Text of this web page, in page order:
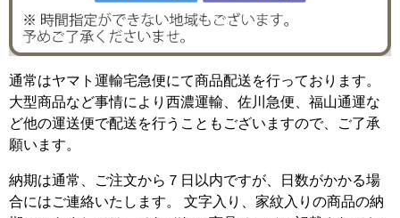
通常はヤマト運輸宅急便にて商品配送を行っております。
大型商品など事情により西濃運輸、佐川急便、福山通運な
ど他の運送便で配送を行うこともございますので、ご了承
願います。
納期は通常、ご注文から７日以内ですが、日数がかかる場
合にはご連絡いたします。 文字入り、家紋入りの商品の納